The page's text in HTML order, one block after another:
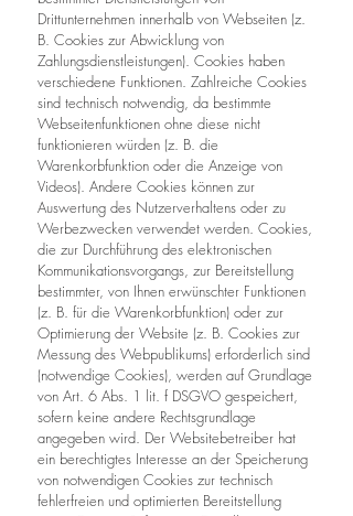
Drittunternehmen innerhalb von Webseiten (z.
B. Cookies zur Abwicklung von
Zahlungsdienstleistungen). Cookies haben
verschiedene Funktionen. Zahlreiche Cookies
sind technisch notwendig, da bestimmte
Webseitenfunktionen ohne diese nicht
funktionieren würden (z. B. die
Warenkorbfunktion oder die Anzeige von
Videos). Andere Cookies können zur
Auswertung des Nutzerverhaltens oder zu
Werbezwecken verwendet werden. Cookies,
die zur Durchführung des elektronischen
Kommunikationsvorgangs, zur Bereitstellung
bestimmter, von Ihnen erwünschter Funktionen
(z. B. für die Warenkorbfunktion) oder zur
Optimierung der Website (z. B. Cookies zur
Messung des Webpublikums) erforderlich sind
(notwendige Cookies), werden auf Grundlage
von Art. 6 Abs. 1 lit. f DSGVO gespeichert,
sofern keine andere Rechtsgrundlage
angegeben wird. Der Websitebetreiber hat
ein berechtigtes Interesse an der Speicherung
von notwendigen Cookies zur technisch
fehlerfreien und optimierten Bereitstellung